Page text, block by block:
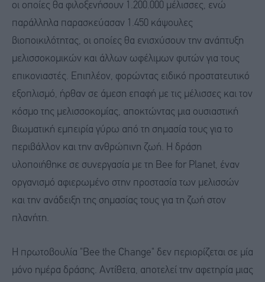
οι οποίες θα φιλοξενήσουν 1.200.000 μέλισσες, ενώ
παράλληλα παρασκεύασαν 1.450 κάψουλες
βιοποικιλότητας, οι οποίες θα ενισχύσουν την ανάπτυξη
μελισσοκομικών και άλλων ωφέλιμων φυτών για τους
επικονιαστές. Επιπλέον, φορώντας ειδικό προστατευτικό
εξοπλισμό, ήρθαν σε άμεση επαφή με τις μέλισσες και τον
κόσμο της μελισσοκομίας, αποκτώντας μια ουσιαστική
βιωματική εμπειρία γύρω από τη σημασία τους για το
περιβάλλον και την ανθρώπινη ζωή. Η δράση
υλοποιήθηκε σε συνεργασία με τη Bee for Planet, έναν
οργανισμό αφιερωμένο στην προστασία των μελισσών
και την ανάδειξη της σημασίας τους για τη ζωή στον
πλανήτη.
Η πρωτοβουλία "Bee the Change" δεν περιορίζεται σε μία
μόνο ημέρα δράσης. Αντίθετα, αποτελεί την αφετηρία μιας